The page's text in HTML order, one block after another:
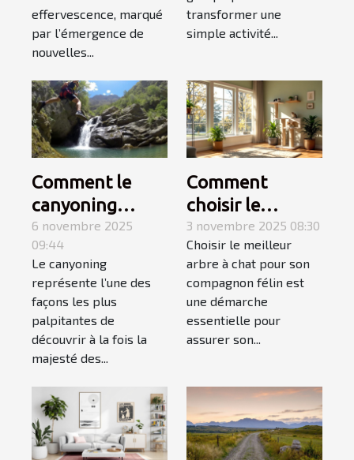
effervescence, marqué
par l’émergence de
nouvelles...
en groupe ?
transformer une
simple activité...
Comment le
canyoning
fusionne
montagne et
mer pour une
aventure
inoubliable ?
6 novembre 2025
09:44
Le canyoning
représente l’une des
façons les plus
palpitantes de
découvrir à la fois la
majesté des...
Comment
choisir le
meilleur arbre à
chat pour votre
compagnon ?
3 novembre 2025 08:30
Choisir le meilleur
arbre à chat pour son
compagnon félin est
une démarche
essentielle pour
assurer son...